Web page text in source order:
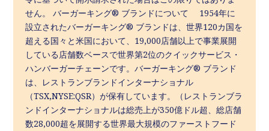
せん。 バーガーキング® ブランドについて 1954年に
設立されたバーガーキング® ブランドは、世界120カ国を
超える国々と米国において、19,000店舗以上で事業展開
している店舗数ベースで世界第2位のクイックサービス・
ハンバーガーチェーンです。バーガーキング® ブランド
は、レストランブランドインターナショナル
（TSX,NYSE:QSR）が保有しています。（レストランブラ
ンドインターナショナルは総売上が350億ドル超、総店舗
数28,000超を展開する世界最大規模のファーストフード